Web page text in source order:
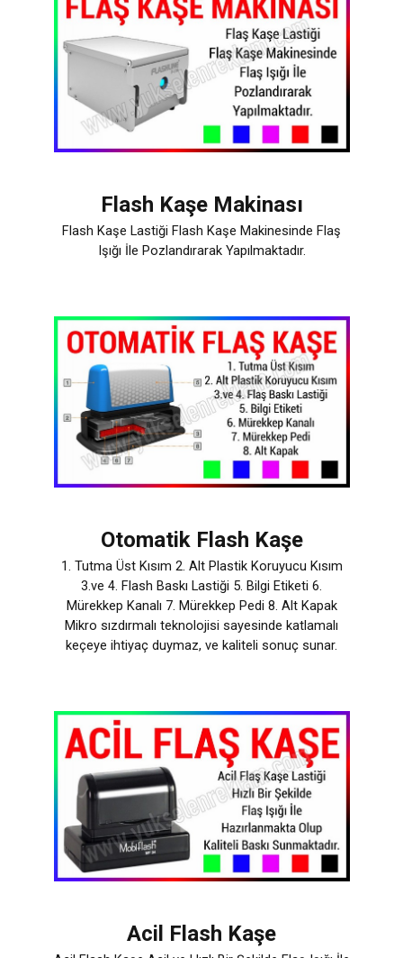
Flash Kaşe Makinası
Flash Kaşe Lastiği Flash Kaşe Makinesinde Flaş
Işığı İle Pozlandırarak Yapılmaktadır.
Otomatik Flash Kaşe
1. Tutma Üst Kısım 2. Alt Plastik Koruyucu Kısım
3.ve 4. Flash Baskı Lastiği 5. Bilgi Etiketi 6.
Mürekkep Kanalı 7. Mürekkep Pedi 8. Alt Kapak
Mikro sızdırmalı teknolojisi sayesinde katlamalı
keçeye ihtiyaç duymaz, ve kaliteli sonuç sunar.
Acil Flash Kaşe